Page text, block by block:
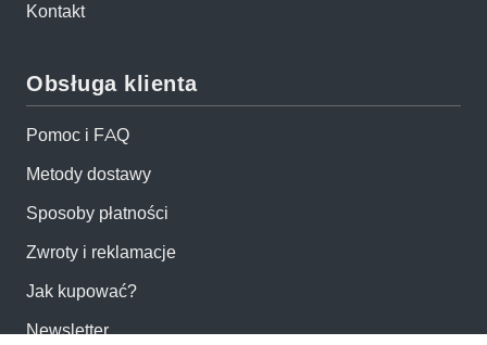
Kontakt
Obsługa klienta
Pomoc i FAQ
Metody dostawy
Sposoby płatności
Zwroty i reklamacje
Jak kupować?
Newsletter